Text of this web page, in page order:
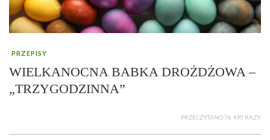
PRZEPISY
WIELKANOCNA BABKA DROŻDŻOWA –
„TRZYGODZINNA”
PRZECZYTANO 76 495 RAZY